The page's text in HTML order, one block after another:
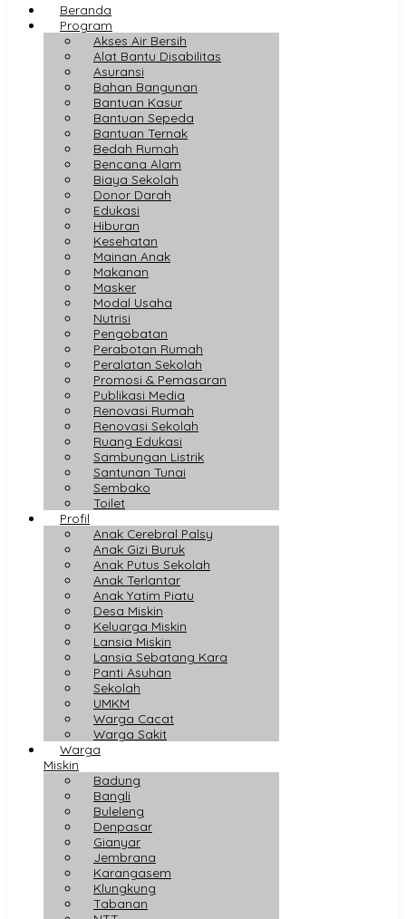
Beranda
Program
Akses Air Bersih
Alat Bantu Disabilitas
Asuransi
Bahan Bangunan
Bantuan Kasur
Bantuan Sepeda
Bantuan Ternak
Bedah Rumah
Bencana Alam
Biaya Sekolah
Donor Darah
Edukasi
Hiburan
Kesehatan
Mainan Anak
Makanan
Masker
Modal Usaha
Nutrisi
Pengobatan
Perabotan Rumah
Peralatan Sekolah
Promosi & Pemasaran
Publikasi Media
Renovasi Rumah
Renovasi Sekolah
Ruang Edukasi
Sambungan Listrik
Santunan Tunai
Sembako
Toilet
Profil
Anak Cerebral Palsy
Anak Gizi Buruk
Anak Putus Sekolah
Anak Terlantar
Anak Yatim Piatu
Desa Miskin
Keluarga Miskin
Lansia Miskin
Lansia Sebatang Kara
Panti Asuhan
Sekolah
UMKM
Warga Cacat
Warga Sakit
Warga
Miskin
Badung
Bangli
Buleleng
Denpasar
Gianyar
Jembrana
Karangasem
Klungkung
Tabanan